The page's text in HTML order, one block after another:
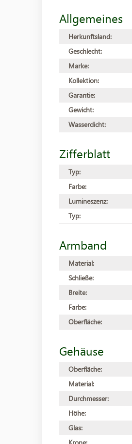
Allgemeines
Herkunftsland:
Geschlecht:
Marke:
Kollektion:
Garantie:
Gewicht:
Wasserdicht:
Zifferblatt
Typ:
Farbe:
Lumineszenz:
Typ:
Armband
Material:
Schließe:
Breite:
Farbe:
Oberfläche:
Gehäuse
Oberfläche:
Material:
Durchmesser:
Höhe:
Glas: